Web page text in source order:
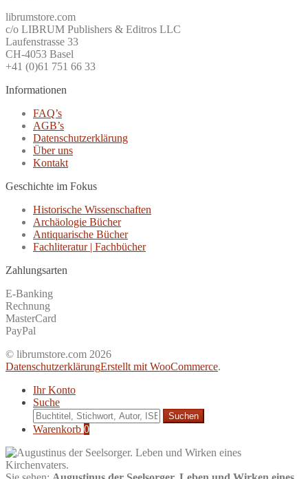
librumstore.com
c/o LIBRUM Publishers & Editros LLC
Laufenstrasse 33
CH-4053 Basel
+41 (0)61 751 66 33
Informationen
FAQ’s
AGB’s
Datenschutzerklärung
Über uns
Kontakt
Geschichte im Fokus
Historische Wissenschaften
Archäologie Bücher
Antiquarische Bücher
Fachliteratur | Fachbücher
Zahlungsarten
E-Banking
Rechnung
MasterCard
PayPal
© librumstore.com 2026
DatenschutzerklärungErstellt mit WooCommerce.
Ihr Konto
Suche
Suche
nach:
Warenkorb 0